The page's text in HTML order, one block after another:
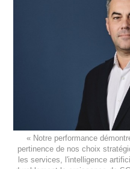
« Notre performance
pertinence de nos choix
les services, l'intelligence